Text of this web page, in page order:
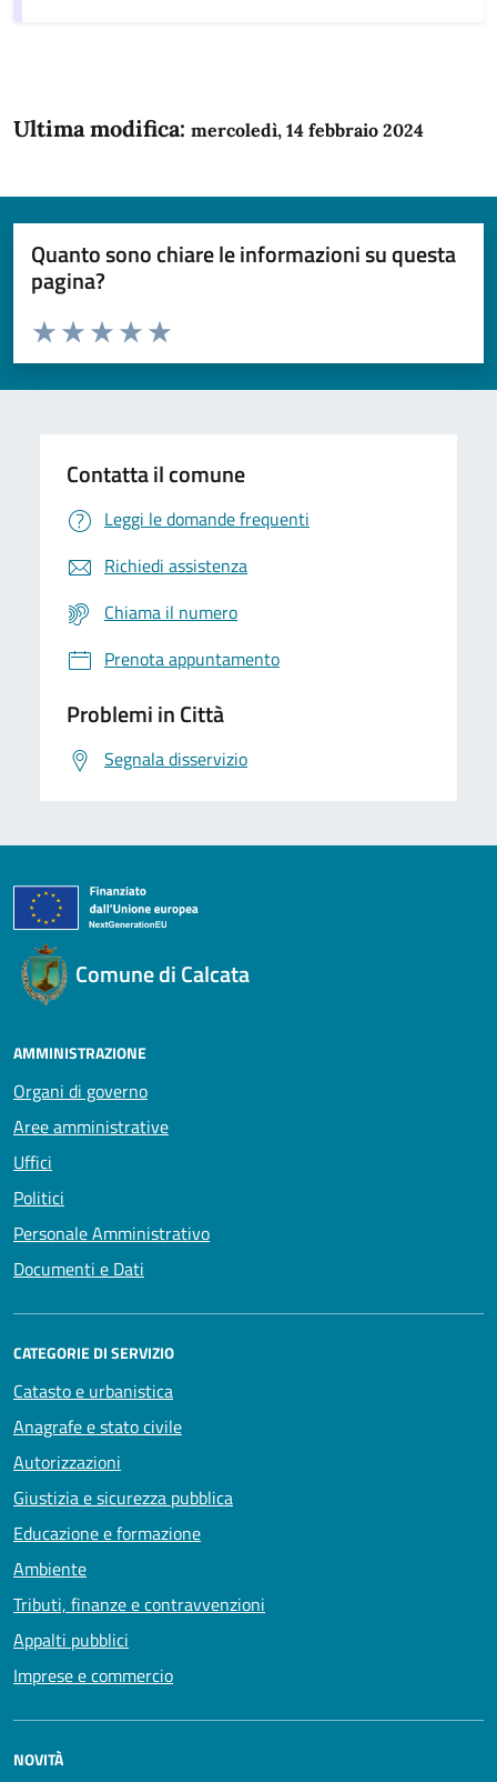
Ultima modifica: mercoledì, 14 febbraio 2024
Quanto sono chiare le informazioni su questa
pagina?
Domanda
Valuta da 1 a 5 stelle la pagina
Valuta 5 stelle su 5
Valuta 4 stelle su 5
Valuta 3 stelle su 5
Valuta 2 stelle su 5
Valuta 1 stelle su 5
Contatta il comune
Leggi le domande frequenti
Richiedi assistenza
Chiama il numero
Prenota appuntamento
Problemi in Città
Segnala disservizio
Comune di Calcata
AMMINISTRAZIONE
Organi di governo
Aree amministrative
Uffici
Politici
Personale Amministrativo
Documenti e Dati
CATEGORIE DI SERVIZIO
Catasto e urbanistica
Anagrafe e stato civile
Autorizzazioni
Giustizia e sicurezza pubblica
Educazione e formazione
Ambiente
Tributi, finanze e contravvenzioni
Appalti pubblici
Imprese e commercio
NOVITÀ